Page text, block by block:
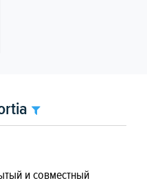
и совместный